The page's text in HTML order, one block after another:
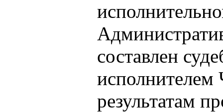
составлен
результатам